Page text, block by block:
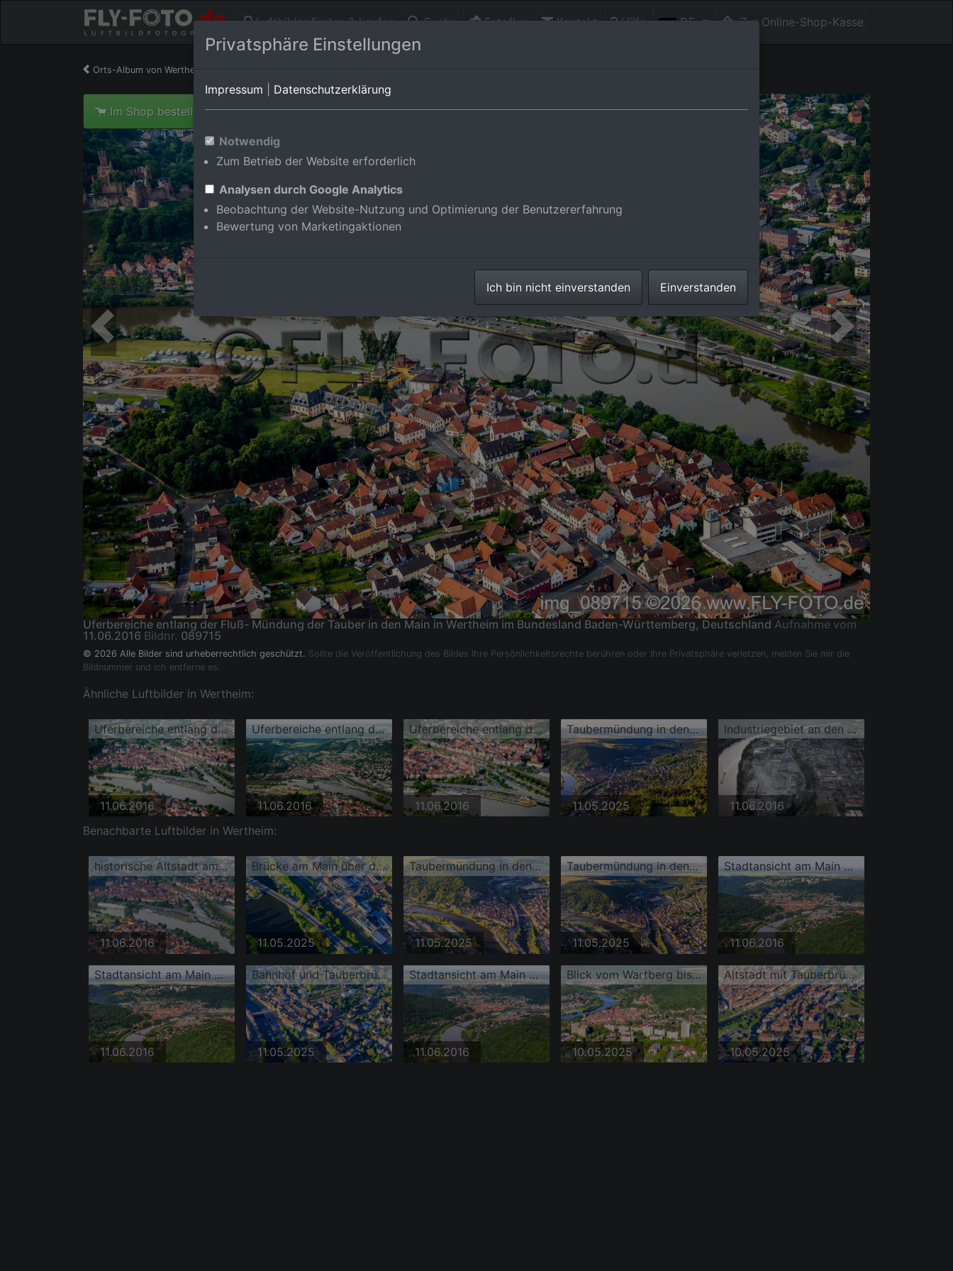
Luftbilder finden & kaufen Suche Fotoflug Kontakt Hilfe DE Zur Online-Shop-Kasse
Orts-Album von Wertheim
Im Shop bestellen
Uferbereiche entlang der Fluß- Mündung der Tauber in den Main in Wertheim im Bundesland Baden-Württemberg, Deutschland Aufnahme vom
11.06.2016 Bildnr. 089715
© 2026 Alle Bilder sind urheberrechtlich geschützt. Sollte die Veröffentlichung des Bildes Ihre Persönlichkeitsrechte berühren oder Ihre Privatsphäre verletzen, melden Sie mir die
Bildnummer und ich entferne es.
Ähnliche Luftbilder in Wertheim:
Uferbereiche entlang der Fluß- Mündung der Tauber in den Main
11.06.2016
Uferbereiche entlang der Fluß- Mündung der Tauber in den Main
11.06.2016
Uferbereiche entlang der Fluß- Mündung der Tauber in den Main
11.06.2016
Taubermündung in den Main unter der Burg Wertheim aus Nordosten
11.05.2025
Industriegebiet an den Fluß- Uferbereichen des Main
11.06.2016
Benachbarte Luftbilder in Wertheim:
historische Altstadt am Main mit Spitzer Turm
11.06.2016
Brücke am Main über die Taubermündung
11.05.2025
Taubermündung in den Main unter Schloss Burg Wertheim über der Altstadt
11.05.2025
Taubermündung in den Main unter Schloss Burg Wertheim über der Altstadt
11.05.2025
Stadtansicht am Main aus Osten
11.06.2016
Stadtansicht am Main aus Osten
11.06.2016
Bahnhof und Tauberbrücke und Kirche St. Venantius
11.05.2025
Stadtansicht am Main aus Osten
11.06.2016
Blick vom Wartberg bis zum Schloss Burg Wertheim über der Altstadt mit Maintal
10.05.2025
Altstadt mit Tauberbrücke und Kirche St. Venantius
10.05.2025
Privatsphäre Einstellungen
Impressum Datenschutzerklärung
Notwendig
Zum Betrieb der Website erforderlich
Analysen durch Google Analytics
Beobachtung der Website-Nutzung und Optimierung der Benutzererfahrung
Bewertung von Marketingaktionen
Ich bin nicht einverstanden Einverstanden